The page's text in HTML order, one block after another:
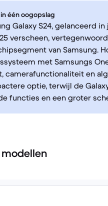
één oogopslag
Galaxy S24, gelanceerd
verscheen,
van Samsung.
met Samsungs
camerafunctionaliteit en
optie, terwijl de
functies en een groter